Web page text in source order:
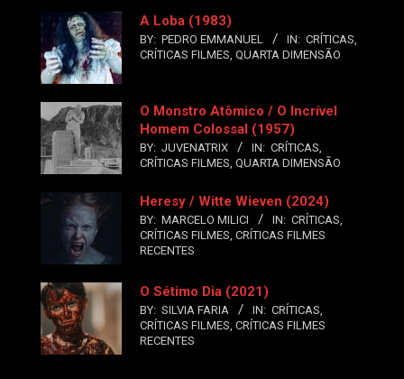
A Loba (1983)
BY: PEDRO EMMANUEL IN: CRÍTICAS,
CRÍTICAS FILMES, QUARTA DIMENSÃO
O Monstro Atômico / O Incrível
Homem Colossal (1957)
BY: JUVENATRIX IN: CRÍTICAS,
CRÍTICAS FILMES, QUARTA DIMENSÃO
Heresy / Witte Wieven (2024)
BY: MARCELO MILICI IN: CRÍTICAS,
CRÍTICAS FILMES, CRÍTICAS FILMES
RECENTES
O Sétimo Dia (2021)
BY: SILVIA FARIA IN: CRÍTICAS,
CRÍTICAS FILMES, CRÍTICAS FILMES
RECENTES